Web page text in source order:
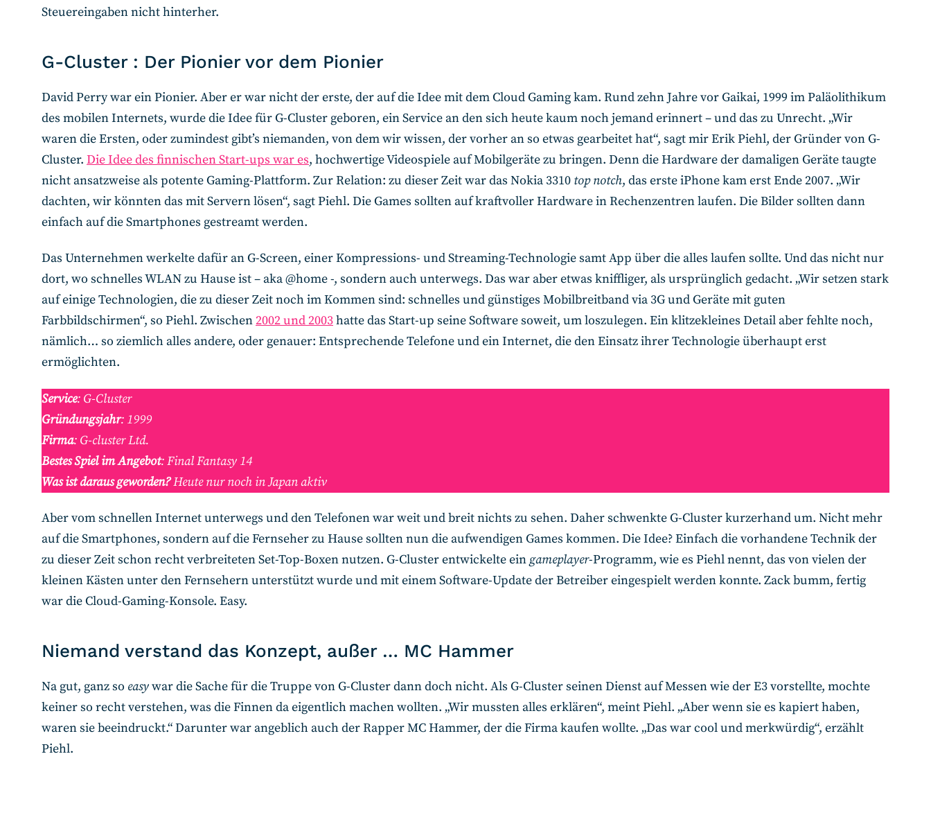
Steuereingaben nicht hinterher.
G-Cluster : Der Pionier vor dem Pionier
David Perry war ein Pionier. Aber er war nicht der erste, der auf die Idee mit dem Cloud Gaming kam. Rund zehn Jahre vor Gaikai, 1999 im Paläolithikum
des mobilen Internets, wurde die Idee für G-Cluster geboren, ein Service an den sich heute kaum noch jemand erinnert – und das zu Unrecht. „Wir
waren die Ersten, oder zumindest gibt’s niemanden, von dem wir wissen, der vorher an so etwas gearbeitet hat“, sagt mir Erik Piehl, der Gründer von G-
Cluster. Die Idee des finnischen Start-ups war es, hochwertige Videospiele auf Mobilgeräte zu bringen. Denn die Hardware der damaligen Geräte taugte
nicht ansatzweise als potente Gaming-Plattform. Zur Relation: zu dieser Zeit war das Nokia 3310 top notch, das erste iPhone kam erst Ende 2007. „Wir
dachten, wir könnten das mit Servern lösen“, sagt Piehl. Die Games sollten auf kraftvoller Hardware in Rechenzentren laufen. Die Bilder sollten dann
einfach auf die Smartphones gestreamt werden.
Das Unternehmen werkelte dafür an G-Screen, einer Kompressions- und Streaming-Technologie samt App über die alles laufen sollte. Und das nicht nur
dort, wo schnelles WLAN zu Hause ist – aka @home -, sondern auch unterwegs. Das war aber etwas kniffliger, als ursprünglich gedacht. „Wir setzen stark
auf einige Technologien, die zu dieser Zeit noch im Kommen sind: schnelles und günstiges Mobilbreitband via 3G und Geräte mit guten
Farbbildschirmen“, so Piehl. Zwischen2002 und 2003hatte das Start-up seine Software soweit, um loszulegen. Ein klitzekleines Detail aber fehlte noch,
nämlich… so ziemlich alles andere, oder genauer: Entsprechende Telefone und ein Internet, die den Einsatz ihrer Technologie überhaupt erst
ermöglichten.
Service: G-Cluster
Gründungsjahr: 1999
Firma: G-cluster Ltd.
Bestes Spiel im Angebot: Final Fantasy 14
Was ist daraus geworden?Heute nur noch in Japan aktiv
Aber vom schnellen Internet unterwegs und den Telefonen war weit und breit nichts zu sehen. Daher schwenkte G-Cluster kurzerhand um. Nicht mehr
auf die Smartphones, sondern auf die Fernseher zu Hause sollten nun die aufwendigen Games kommen. Die Idee? Einfach die vorhandene Technik der
zu dieser Zeit schon recht verbreiteten Set-Top-Boxen nutzen. G-Cluster entwickelte eingameplayer-Programm, wie es Piehl nennt, das von vielen der
kleinen Kästen unter den Fernsehern unterstützt wurde und mit einem Software-Update der Betreiber eingespielt werden konnte. Zack bumm, fertig
war die Cloud-Gaming-Konsole. Easy.
Niemand verstand das Konzept, außer … MC Hammer
Na gut, ganz so easywar die Sache für die Truppe von G-Cluster dann doch nicht. Als G-Cluster seinen Dienst auf Messen wie der E3 vorstellte, mochte
keiner so recht verstehen, was die Finnen da eigentlich machen wollten. „Wir mussten alles erklären“, meint Piehl. „Aber wenn sie es kapiert haben,
waren sie beeindruckt.“ Darunter war angeblich auch der Rapper MC Hammer, der die Firma kaufen wollte. „Das war cool und merkwürdig“, erzählt
Piehl.